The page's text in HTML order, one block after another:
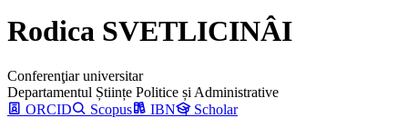
Rodica SVETLICINÂI
Conferenţiar universitar
Departamentul Științe Politice și Administrative
ORCID
Scopus IBN Scholar